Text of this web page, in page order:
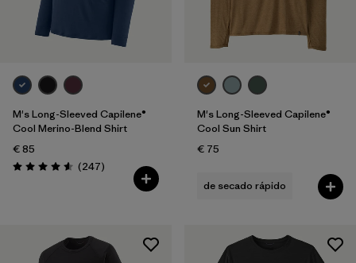
M's Long-Sleeved Capilene®
Cool Merino-Blend Shirt
€ 85
Puntuación: 4.6 / 5
(247Reseñas
)
M's Long-Sleeved Capilene®
Cool Sun Shirt
€ 75
de secado rápido